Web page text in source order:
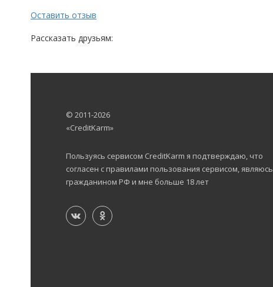
Оставить отзыв
Рассказать друзьям:
© 2011-2026
«CreditKarm»
Пользуясь сервисом CreditKarm я подтверждаю, что
согласен с правилами пользования сервисом, являюсь
гражданином РФ и мне больше 18 лет